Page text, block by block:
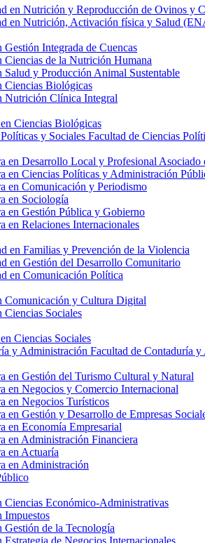
en Nutrición y Reproducción de Ovinos y
en Nutrición, Activación física y Salud
Gestión Integrada de Cuencas
Ciencias de la Nutrición Humana
Salud y Producción Animal Sustentable
Ciencias Biológicas
Nutrición Clínica Integral
Ciencias Biológicas
Facultad de Ciencias
en Desarrollo Local y Profesional Asociado
en Ciencias Políticas y Administración
en Comunicación y Periodismo
en Sociología
en Gestión Pública y Gobierno
en Relaciones Internacionales
en Familias y Prevención de la Violencia
en Gestión del Desarrollo Comunitario
en Comunicación Política
Comunicación y Cultura Digital
Ciencias Sociales
Ciencias Sociales
Facultad de Contaduría
en Gestión del Turismo Cultural y Natural
en Negocios y Comercio Internacional
en Negocios Turísticos
en Gestión y Desarrollo de Empresas
en Economía Empresarial
en Administración Financiera
en Actuaría
en Administración
Ciencias Económico-Administrativas
Impuestos
Gestión de la Tecnología
Estrategia de Negocios Internacionales